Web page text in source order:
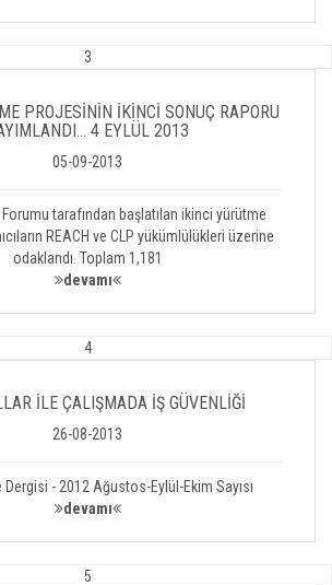
3
PROJESİNİN İKİNCİ SONUÇ RAPORU
4 EYLÜL 2013
05-09-2013
Forumu tarafından başlatılan ikinci yürütme
REACH ve CLP yükümlülükleri üzerine
odaklandı. Toplam 1,181
devamı
4
İLE ÇALIŞMADA İŞ GÜVENLİĞİ
26-08-2013
- 2012 Ağustos-Eylül-Ekim Sayısı
devamı
5